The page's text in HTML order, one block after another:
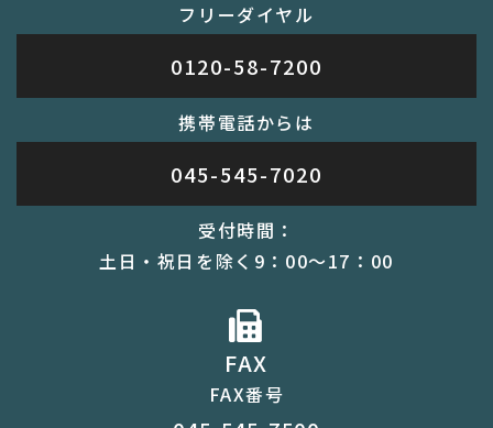
フリーダイヤル
0120-58-7200
携帯電話からは
045-545-7020
受付時間：
土日・祝日を除く9：00～17：00
FAX
FAX番号